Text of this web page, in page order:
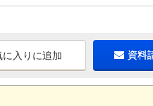
に入りに追加 資料